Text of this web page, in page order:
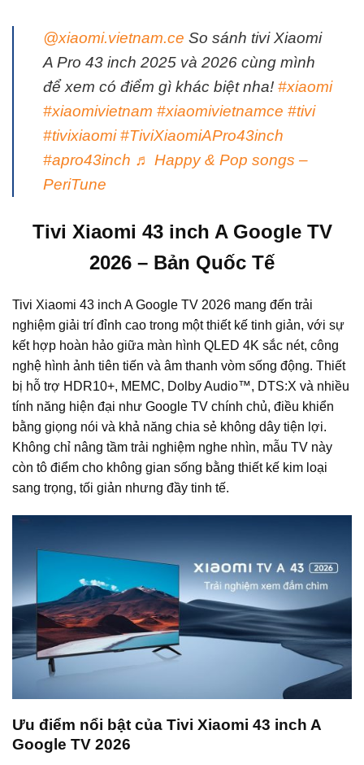
@xiaomi.vietnam.ce So sánh tivi Xiaomi
A Pro 43 inch 2025 và 2026 cùng mình
để xem có điểm gì khác biệt nha! #xiaomi
#xiaomivietnam #xiaomivietnamce #tivi
#tivixiaomi #TiviXiaomiAPro43inch
#apro43inch ♬ Happy & Pop songs –
PeriTune
Tivi Xiaomi 43 inch A Google TV
2026 – Bản Quốc Tế
Tivi Xiaomi 43 inch A Google TV 2026 mang đến trải
nghiệm giải trí đỉnh cao trong một thiết kế tinh giản, với sự
kết hợp hoàn hảo giữa màn hình QLED 4K sắc nét, công
nghệ hình ảnh tiên tiến và âm thanh vòm sống động. Thiết
bị hỗ trợ HDR10+, MEMC, Dolby Audio™, DTS:X và nhiều
tính năng hiện đại như Google TV chính chủ, điều khiển
bằng giọng nói và khả năng chia sẻ không dây tiện lợi.
Không chỉ nâng tầm trải nghiệm nghe nhìn, mẫu TV này
còn tô điểm cho không gian sống bằng thiết kế kim loại
sang trọng, tối giản nhưng đầy tinh tế.
Ưu điểm nổi bật của Tivi Xiaomi 43 inch A
Google TV 2026